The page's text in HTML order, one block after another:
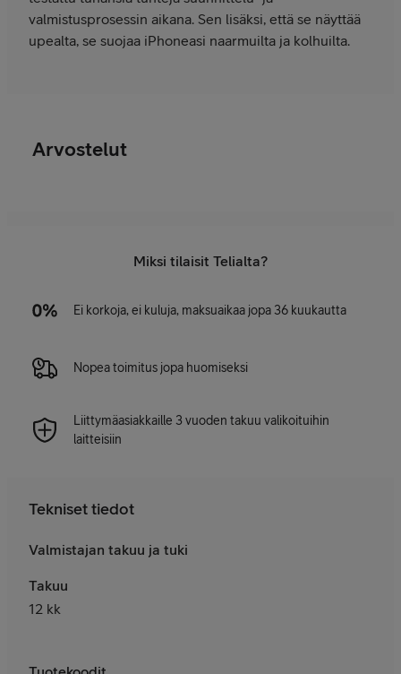
valmistusprosessin aikana. Sen lisäksi, että se näyttää
upealta, se suojaa iPhoneasi naarmuilta ja kolhuilta.
Arvostelut
Miksi tilaisit Telialta?
Ei korkoja, ei kuluja, maksuaikaa jopa 36 kuukautta
Nopea toimitus jopa huomiseksi
Liittymäasiakkaille 3 vuoden takuu valikoituihin
laitteisiin
Tekniset tiedot
Valmistajan takuu ja tuki
Takuu
12 kk